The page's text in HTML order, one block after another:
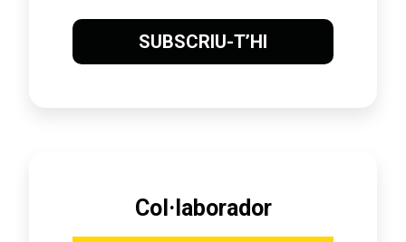
SUBSCRIU-T’HI
Col·laborador